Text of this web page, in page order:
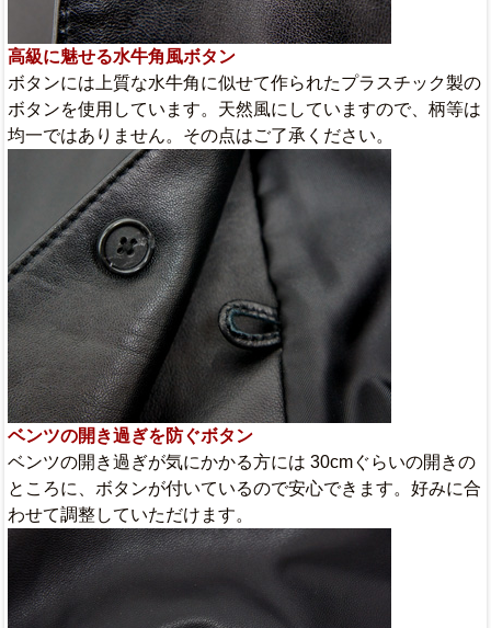
高級に魅せる水牛角風ボタン
ボタンには上質な水牛角に似せて作られたプラスチック製の
ボタンを使用しています。天然風にしていますので、柄等は
均一ではありません。その点はご了承ください。
ベンツの開き過ぎを防ぐボタン
ベンツの開き過ぎが気にかかる方には 30cmぐらいの開きの
ところに、ボタンが付いているので安心できます。好みに合
わせて調整していただけます。